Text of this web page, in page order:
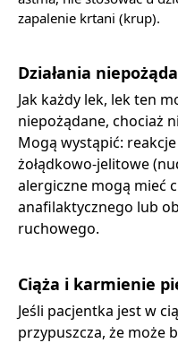
zapalenie krtani (krup).
Działania
Jak każdy lek, lek ten
niepożądane, chociaż
Mogą wystąpić:
żołądkowo-jelitowe
alergiczne mogą mieć
anafilaktycznego lub
ruchowego.
Ciąża i karmienie
Jeśli pacjentka jest w
przypuszcza, że może